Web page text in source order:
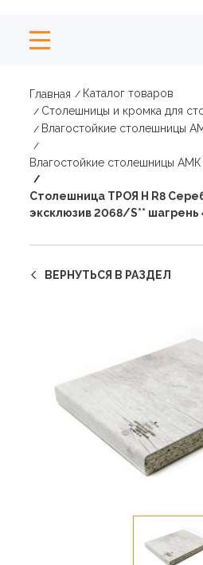
Главная
Каталог товаров
Столешницы и кромка для
Влагостойкие столешницы
Влагостойкие столешницы
Столешница ТРОЯ Н R8
эксклюзив 2068/S** шагрень
ВЕРНУТЬСЯ В РАЗДЕЛ